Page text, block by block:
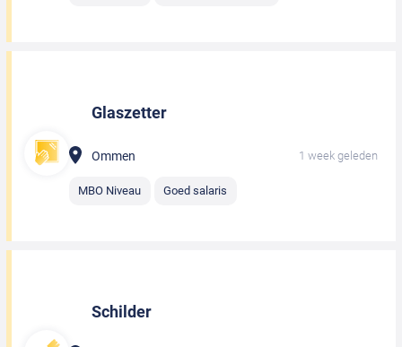
Glaszetter
Ommen 1 week geleden
MBO Niveau Goed salaris
Schilder